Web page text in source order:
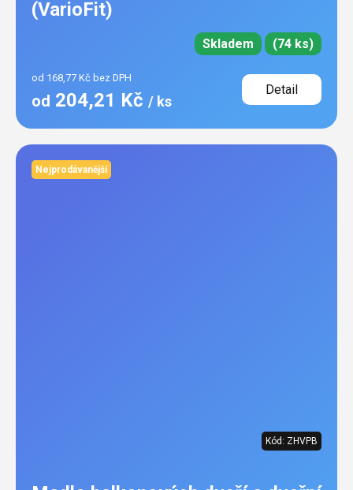
(VarioFit)
Skladem (74 ks)
od 168,77 Kč bez DPH
od 204,21 Kč / ks
Detail
Nejprodávanější
Kód: ZHVPB